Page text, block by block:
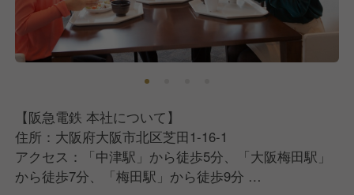
【阪急電鉄 本社について】
住所：大阪府大阪市北区芝田1-16-1
アクセス：「中津駅」から徒歩5分、「大阪梅田駅」
から徒歩7分、「梅田駅」から徒歩9分